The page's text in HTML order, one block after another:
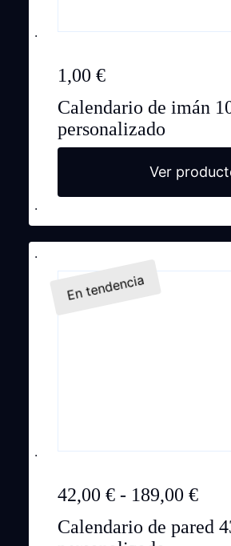
1,00 €
Calendario de imán
personalizado
Ver
42,00 € - 189,00 €
Calendario de pared